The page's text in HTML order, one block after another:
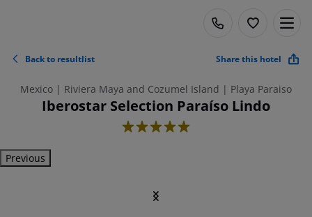
Back to resultlist Share this hotel
Mexico | Riviera Maya and Cozumel Island | Playa Paraiso
Iberostar Selection Paraíso Lindo
5
Previous